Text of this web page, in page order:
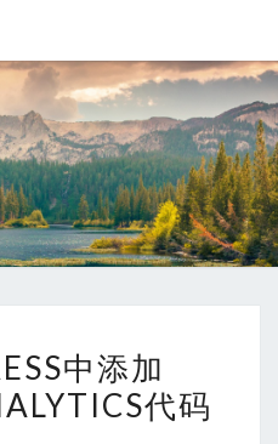
静
水
潜
记
录
一
点
生
活
中
添
中添加
代码